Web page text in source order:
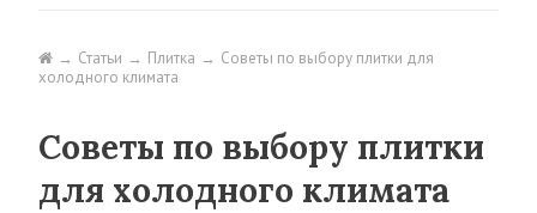
Статьи Плитка
Советы по выбору плитки для
холодного климата
Советы по выбору плитки
для холодного климата